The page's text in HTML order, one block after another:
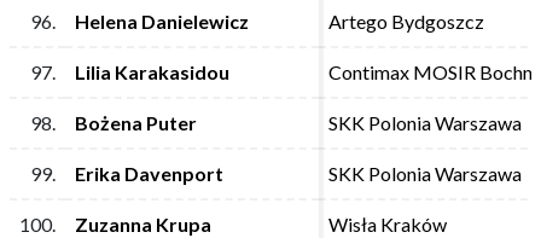
96. Helena Danielewicz Artego Bydgoszcz
97. Lilia Karakasidou Contimax MOSIR
98. Bożena Puter SKK Polonia Warszawa
99. Erika Davenport SKK Polonia Warszawa
100. Zuzanna Krupa Wisła Kraków
96. Helena Danielewicz Artego Bydgoszcz
97. Lilia Karakasidou Contimax MOSIR
98. Bożena Puter SKK Polonia Warszawa
99. Erika Davenport SKK Polonia Warszawa
100. Zuzanna Krupa Wisła Kraków